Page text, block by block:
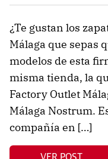
¿Te gustan los
Málaga que sepas
modelos de esta
misma tienda, la
Factory Outlet
Málaga Nostrum.
compañía en […]
VER POST